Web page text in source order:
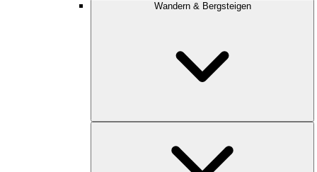
Wandern & Bergsteigen